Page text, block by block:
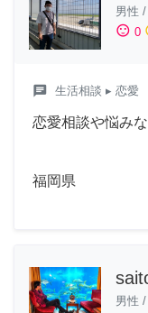
男性 /
sentiment_satisfied 0
chat 生活相談 ▸ 恋愛
恋愛相談や悩み
福岡県
男性 /